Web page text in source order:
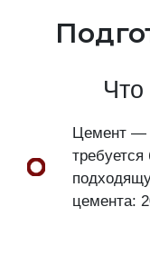
Что
Цемент —
цемента: